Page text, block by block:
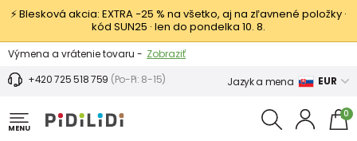
⚡ Blesková akcia: EXTRA −25 % na všetko, aj na zľavnené položky ·
kód SUN25 · len do pondelka 10. 8.
Výmena a vrátenie tovaru - Zobraziť
Zľava 3,80 EUR na prvý nákup - Podmienky
+420 725 518 759 (Po-Pi: 8-15) Jazyk a mena EUR
MENU
0